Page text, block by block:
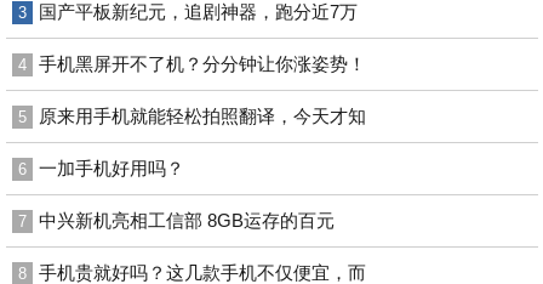
3 国产平板新纪元，追剧神器，跑分近7万
4 手机黑屏开不了机？分分钟让你涨姿势！
5 原来用手机就能轻松拍照翻译，今天才知
6 一加手机好用吗？
7 中兴新机亮相工信部 8GB运存的百元
8 手机贵就好吗？这几款手机不仅便宜，而